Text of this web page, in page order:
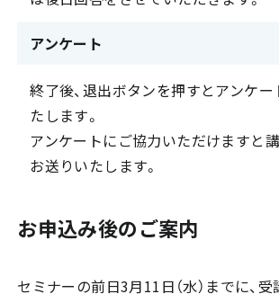
アンケート
終了後、退出ボタンを押すとアンケ
たします。
アンケートにご協力いただけますと
お送りいたします。
お申込み後のご案内
セミナーの前日3月11日（水）までに、